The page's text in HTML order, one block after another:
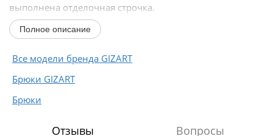
выполнена отделочная строчка.
Длина брюк...
Полное описание
Все модели бренда GIZART
Брюки GIZART
Брюки
Отзывы Вопросы